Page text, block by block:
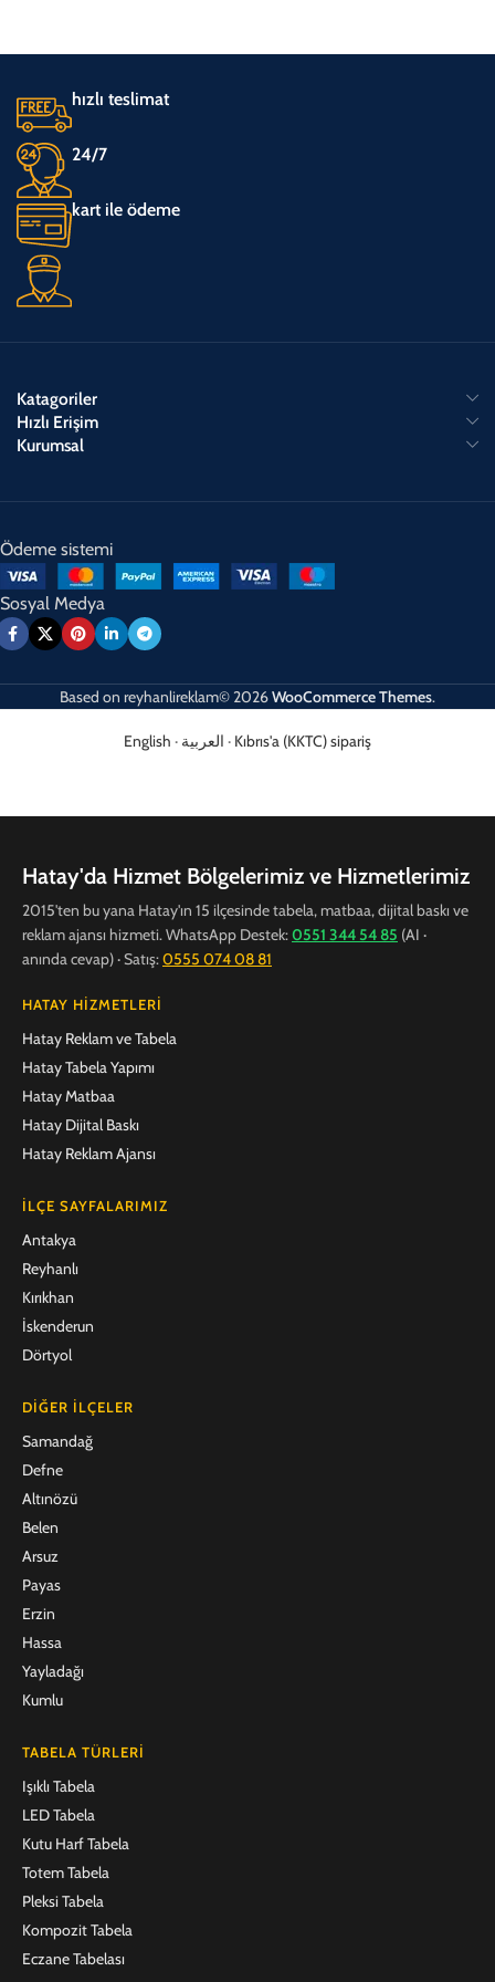
hızlı teslimat
24/7
kart ile ödeme
Katagoriler
Hızlı Erişim
Kurumsal
Ödeme sistemi
Sosyal Medya
Based on reyhanlireklam© 2026WooCommerce Themes.
English · العربية · Kıbrıs'a (KKTC) sipariş
Hatay'da Hizmet Bölgelerimiz ve Hizmetlerimiz
2015'ten bu yana Hatay'ın 15 ilçesinde tabela, matbaa, dijital baskı ve
reklam ajansı hizmeti. WhatsApp Destek:0551 344 54 85 (AI ·
anında cevap) · Satış:0555 074 08 81
HATAY HIZMETLERI
Hatay Reklam ve Tabela
Hatay Tabela Yapımı
Hatay Matbaa
Hatay Dijital Baskı
Hatay Reklam Ajansı
İLÇE SAYFALARIMIZ
Antakya
Reyhanlı
Kırıkhan
İskenderun
Dörtyol
DIĞER İLÇELER
Samandağ
Defne
Altınözü
Belen
Arsuz
Payas
Erzin
Hassa
Yayladağı
Kumlu
TABELA TÜRLERI
Işıklı Tabela
LED Tabela
Kutu Harf Tabela
Totem Tabela
Pleksi Tabela
Kompozit Tabela
Eczane Tabelası